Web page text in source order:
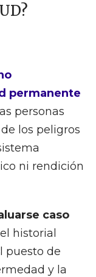
permanente
personas
los peligros
ni rendición
caso
historial
puesto de
y la